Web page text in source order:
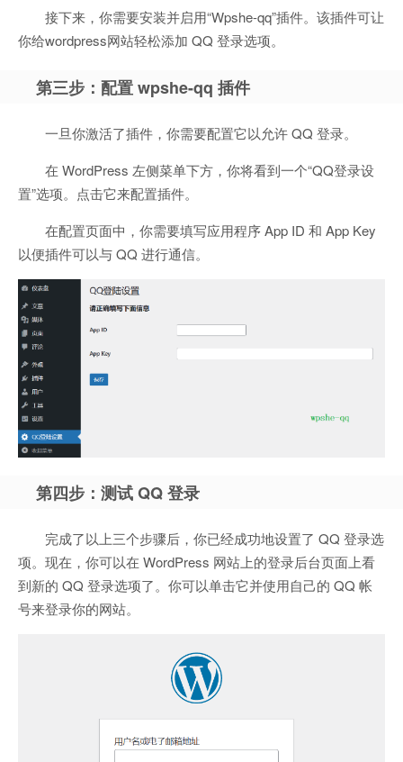
接下来，你需要安装并启用“Wpshe-qq”插件。该插件可让
你给wordpress网站轻松添加 QQ 登录选项。
第三步：配置 wpshe-qq 插件
一旦你激活了插件，你需要配置它以允许 QQ 登录。
在 WordPress 左侧菜单下方，你将看到一个“QQ登录设
置”选项。点击它来配置插件。
在配置页面中，你需要填写应用程序 App ID 和 App Key
以便插件可以与 QQ 进行通信。
第四步：测试 QQ 登录
完成了以上三个步骤后，你已经成功地设置了 QQ 登录选
项。现在，你可以在 WordPress 网站上的登录后台页面上看
到新的 QQ 登录选项了。你可以单击它并使用自己的 QQ 帐
号来登录你的网站。